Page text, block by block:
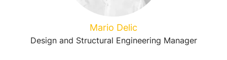
Mario Delic
Design and Structural Engineering Manager